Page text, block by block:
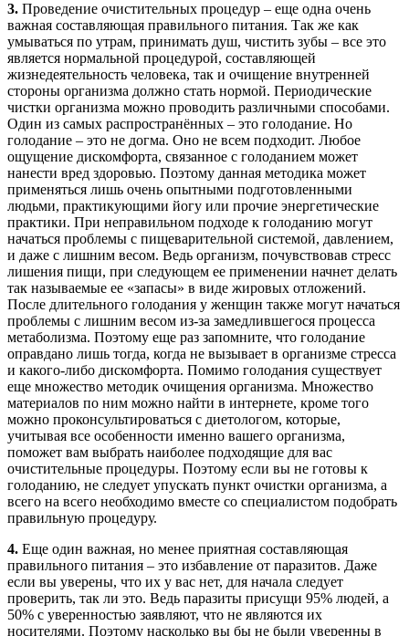
3. Проведение очистительных процедур – еще одна очень
важная составляющая правильного питания. Так же как
умываться по утрам, принимать душ, чистить зубы – все это
является нормальной процедурой, составляющей
жизнедеятельность человека, так и очищение внутренней
стороны организма должно стать нормой. Периодические
чистки организма можно проводить различными способами.
Один из самых распространённых – это голодание. Но
голодание – это не догма. Оно не всем подходит. Любое
ощущение дискомфорта, связанное с голоданием может
нанести вред здоровью. Поэтому данная методика может
применяться лишь очень опытными подготовленными
людьми, практикующими йогу или прочие энергетические
практики. При неправильном подходе к голоданию могут
начаться проблемы с пищеварительной системой, давлением,
и даже с лишним весом. Ведь организм, почувствовав стресс
лишения пищи, при следующем ее применении начнет делать
так называемые ее «запасы» в виде жировых отложений.
После длительного голодания у женщин также могут начаться
проблемы с лишним весом из-за замедлившегося процесса
метаболизма. Поэтому еще раз запомните, что голодание
оправдано лишь тогда, когда не вызывает в организме стресса
и какого-либо дискомфорта. Помимо голодания существует
еще множество методик очищения организма. Множество
материалов по ним можно найти в интернете, кроме того
можно проконсультироваться с диетологом, которые,
учитывая все особенности именно вашего организма,
поможет вам выбрать наиболее подходящие для вас
очистительные процедуры. Поэтому если вы не готовы к
голоданию, не следует упускать пункт очистки организма, а
всего на всего необходимо вместе со специалистом подобрать
правильную процедуру.
4. Еще один важная, но менее приятная составляющая
правильного питания – это избавление от паразитов. Даже
если вы уверены, что их у вас нет, для начала следует
проверить, так ли это. Ведь паразиты присущи 95% людей, а
50% с уверенностью заявляют, что не являются их
носителями. Поэтому насколько вы бы не были уверенны в